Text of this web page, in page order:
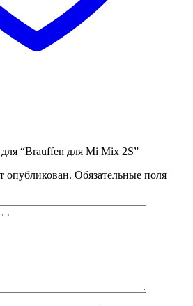
“Brauffen для Mi Mix 2S”
опубликован. Обязательные поля